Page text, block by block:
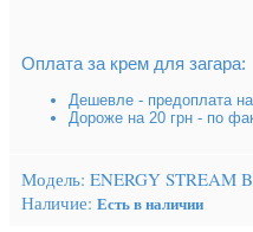
Оплата за крем для загара:
Дешевле - предоплата
Дороже на 20 грн - по
Модель: ENERGY STREAM
Наличие: Есть в наличии